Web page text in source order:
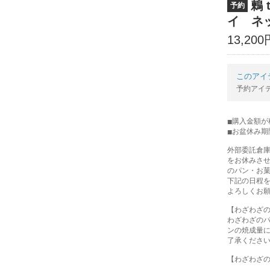
予約
鶫
イ ネ
13,200
このア
予約アイ
購入金額
お盆休み
外部委託倉
をお休みさ
のパン・お
下記の日程
よろしくお
【わざわざ
わざわざの
ンの焼成量
了承くださ
【わざわざ